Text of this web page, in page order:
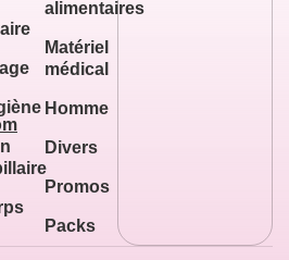
alimentaires
Matériel
médical
Homme
Divers
Promos
Packs